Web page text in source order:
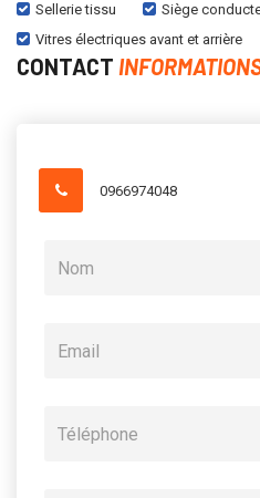
Sellerie tissu
Siège
Vitres électriques avant et arrière
CONTACT
0966974048